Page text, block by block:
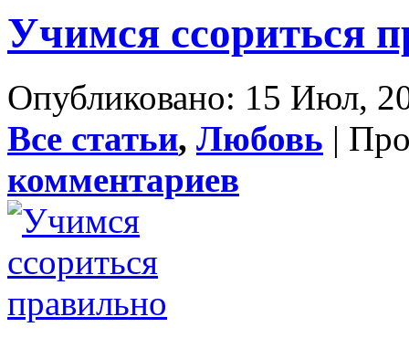
Учимся ссориться
Опубликовано: 15 Июл,
Все статьи, Любовь |
комментариев